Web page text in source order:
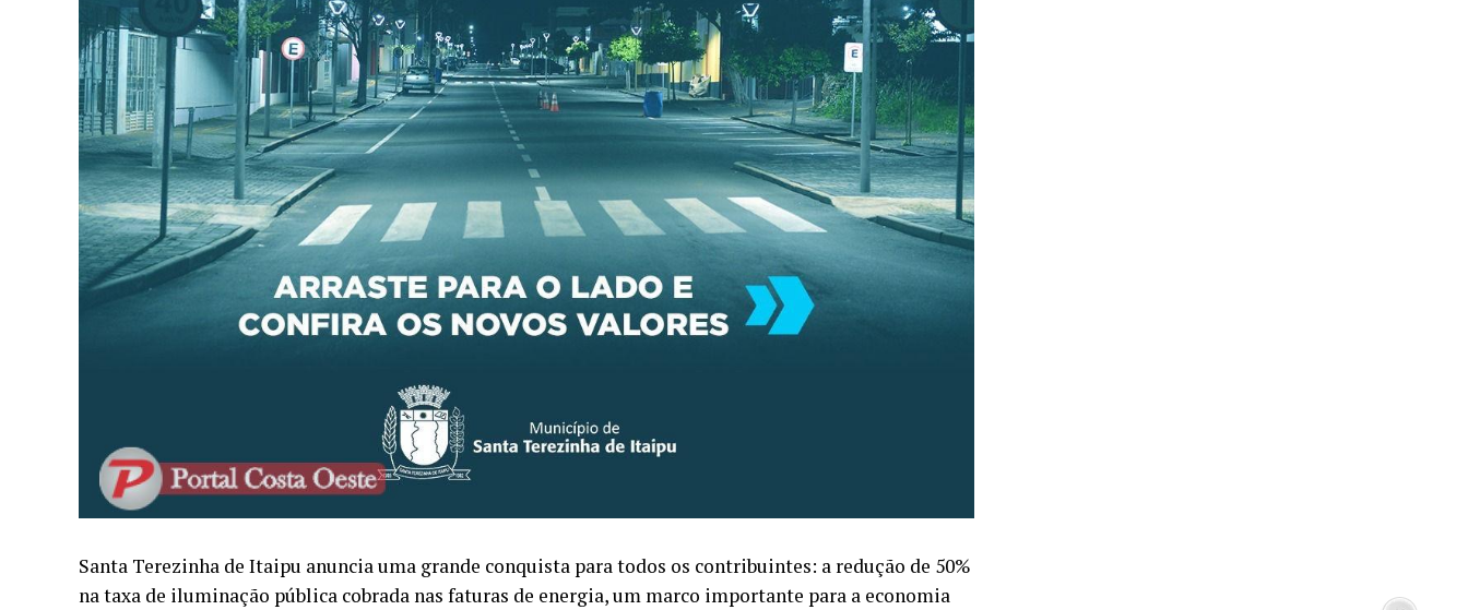
Santa Terezinha de Itaipu anuncia uma grande conquista para todos os contribuintes: a redução de 50%
na taxa de iluminação pública cobrada nas faturas de energia, um marco importante para a economia